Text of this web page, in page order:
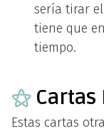
sería tirar
tiene que
tiempo.
⚝ Cartas
Estas cartas